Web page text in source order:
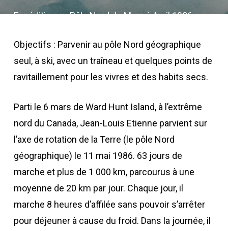
Expédition au Pôle Nord de Mars à Avril 1986
Objectifs : Parvenir au pôle Nord géographique
seul, à ski, avec un traîneau et quelques points de
ravitaillement pour les vivres et des habits secs.
Parti le 6 mars de Ward Hunt Island, à l’extrême
nord du Canada, Jean-Louis Etienne parvient sur
l’axe de rotation de la Terre (le pôle Nord
géographique) le 11 mai 1986. 63 jours de
marche et plus de 1 000 km, parcourus à une
moyenne de 20 km par jour. Chaque jour, il
marche 8 heures d’affilée sans pouvoir s’arrêter
pour déjeuner à cause du froid. Dans la journée, il